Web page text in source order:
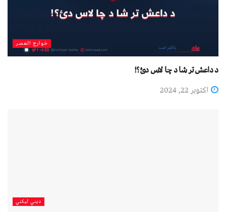
خوارج العصر
د داعش تر شا د چا لاس دئ؟!
اکتوبر 22, 2024
دیني لیکني